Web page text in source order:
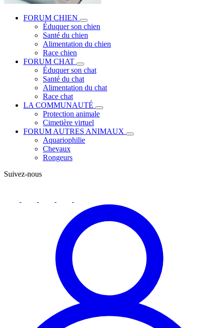
FORUM CHIEN
Éduquer son chien
Santé du chien
Alimentation du chien
Race chien
FORUM CHAT
Éduquer son chat
Santé du chat
Alimentation du chat
Race chat
LA COMMUNAUTÉ
Protection animale
Cimetière virtuel
FORUM AUTRES ANIMAUX
Aquariophilie
Chevaux
Rongeurs
Suivez-nous